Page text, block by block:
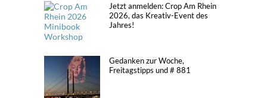
Jetzt anmelden: Crop Am Rhein
2026, das Kreativ-Event des
Jahres!
Gedanken zur Woche,
Freitagstipps und # 881